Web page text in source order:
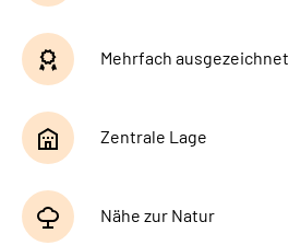
Mehrfach ausgezeichnet
Zentrale Lage
Nähe zur Natur